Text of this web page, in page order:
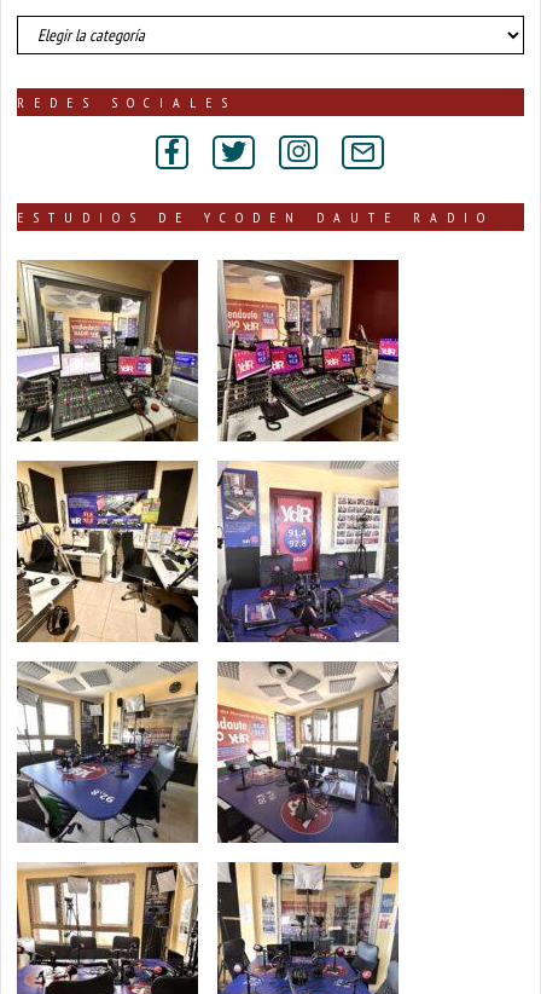
número
de
publicadas
REDES SOCIALES
ESTUDIOS DE YCODEN DAUTE RADIO